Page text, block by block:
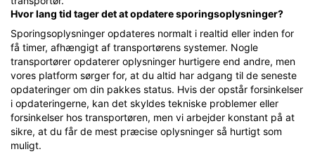
Hvor lang tid tager det at opdatere sporingsoplysninger?
Sporingsoplysninger opdateres normalt i realtid eller inden for
få timer, afhængigt af transportørens systemer. Nogle
transportører opdaterer oplysninger hurtigere end andre, men
vores platform sørger for, at du altid har adgang til de seneste
opdateringer om din pakkes status. Hvis der opstår forsinkelser
i opdateringerne, kan det skyldes tekniske problemer eller
forsinkelser hos transportøren, men vi arbejder konstant på at
sikre, at du får de mest præcise oplysninger så hurtigt som
muligt.